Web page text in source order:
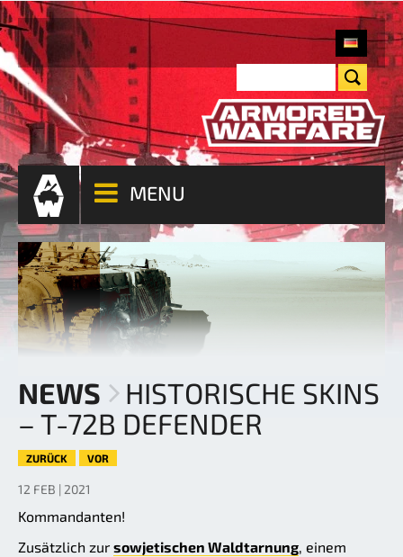
MENU
NEWS
HISTORISCHE SKINS
– T-72B DEFENDER
ZURÜCK VOR
12 FEB | 2021
Kommandanten!
Zusätzlich zur sowjetischen Waldtarnung, einem